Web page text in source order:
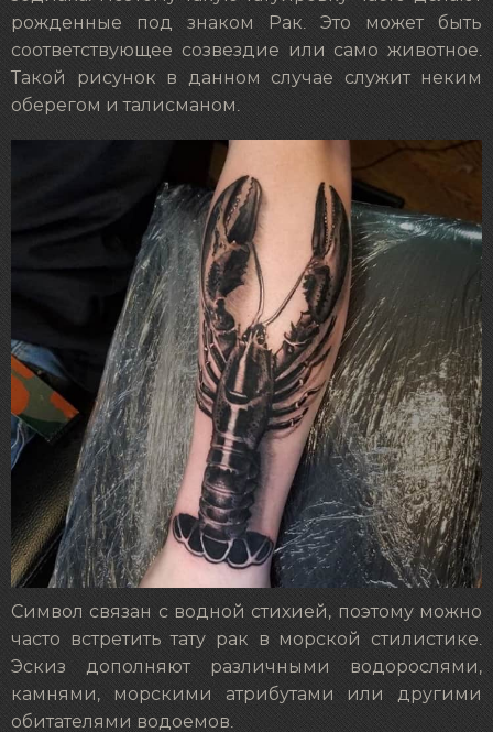
рожденные под знаком Рак. Это может быть
соответствующее созвездие или само животное.
Такой рисунок в данном случае служит неким
оберегом и талисманом.
Символ связан с водной стихией, поэтому можно
часто встретить тату рак в морской стилистике.
Эскиз дополняют различными водорослями,
камнями, морскими атрибутами или другими
обитателями водоемов.